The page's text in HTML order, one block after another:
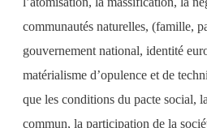
communautés naturelles, (famille,
gouvernement national, identité
matérialisme d’opulence et de
que les conditions du pacte social,
commun, la participation de la